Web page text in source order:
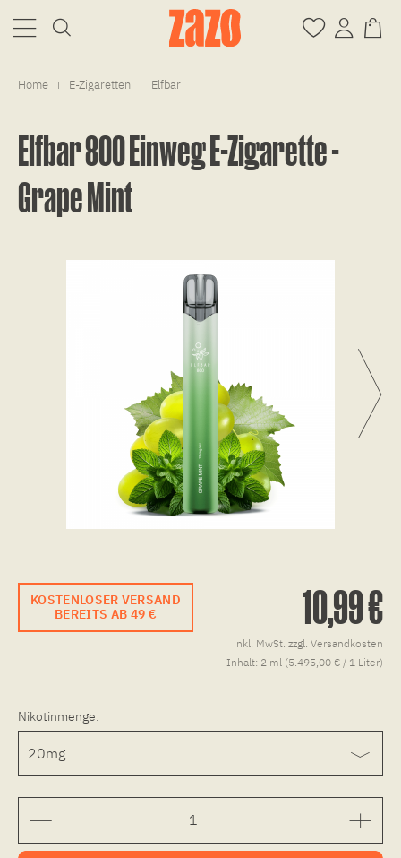
Home | E-Zigaretten | Elfbar
Elfbar 800 Einweg E-Zigarette -
Grape Mint
KOSTENLOSER VERSAND
BEREITS AB 49 €
10,99 €
inkl. MwSt. zzgl. Versandkosten
Inhalt: 2 ml (5.495,00 € / 1 Liter)
Nikotinmenge: